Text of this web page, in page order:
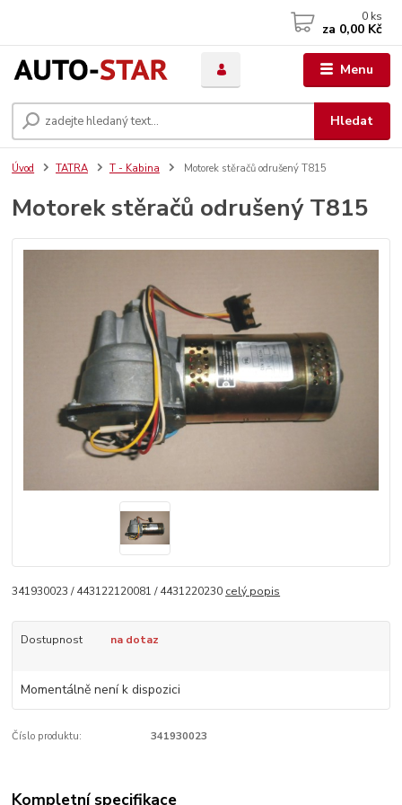
Menu
Hledat
0 ks
za 0,00 Kč
Úvod TATRA T - Kabina Motorek stěračů odrušený T815
Motorek stěračů odrušený T815
341930023 / 443122120081 / 4431220230 celý popis
Dostupnost na dotaz
Momentálně není k dispozici
Číslo produktu: 341930023
Kompletní specifikace